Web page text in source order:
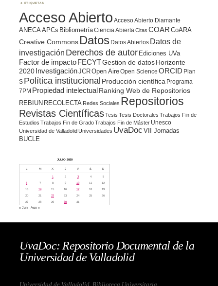
ETIQUETAS
Acceso Abierto Acceso Abierto Diamante
ANECA APCs BibliometríaCiencia Abierta Citas COAR CoARA
Creative Commons Datos Datos Abiertos Datos de
investigación Derechos de autor Ediciones UVa
Factor de impacto FECYTGestion de datosHorizonte
2020 InvestigaciónJCROpen AireOpen Science ORCID Plan
S Política institucional Producción científica Programa
7PM Propiedad intelectualRanking Web de Repositorios
REBIUN RECOLECTA Redes Sociales Repositorios
Revistas CientíficasTesis Tesis Doctorales Trabajos Fin de
Estudios Trabajos Fin de GradoTrabajos Fin de Máster Unesco
Universidad de ValladolidUniversidades UvaDoc VII Jornadas
BUCLE
JULIO 2020
L M X J V S D
1 2 3 4
5
6
7 8 9 10 11
12
13
14 15 16 17 18
19
20
21 22 23 24 25
26
27
28 29 30 31
« Jun Ago »
UvaDoc: Repositorio Documental de la
Universidad de Valladolid
Universidad de Valladolid. Biblioteca Universitaria